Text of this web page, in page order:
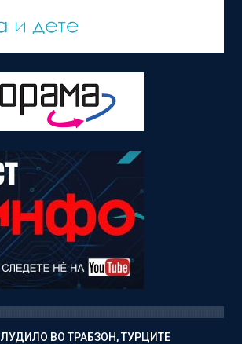
ЛУДИЛО ВО ТРАБЗОН, ТУРЦИТЕ